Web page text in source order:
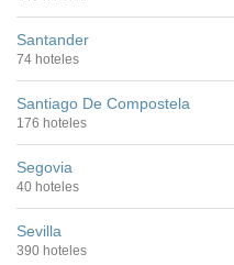
Santander
74 hoteles
Santiago De Compostela
176 hoteles
Segovia
40 hoteles
Sevilla
390 hoteles